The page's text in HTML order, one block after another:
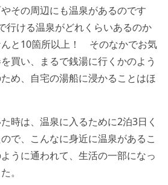
その周辺にも温泉があるのです
行ける温泉がどれくらいあるのか
と10箇所以上！ そのなかでお気
買い、まるで銭湯に行くかのよう
め、自宅の湯船に浸かることはほ
時は、温泉に入るために2泊3日く
で、こんなに身近に温泉があるこ
うに通われて、生活の一部になっ
。